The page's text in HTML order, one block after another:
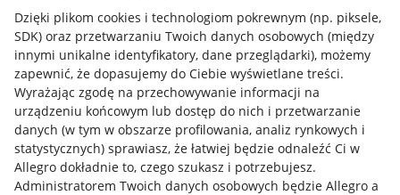
Dzięki plikom cookies i technologiom pokrewnym (np. piksele,
SDK) oraz przetwarzaniu Twoich danych osobowych (między
innymi unikalne identyfikatory, dane przeglądarki), możemy
zapewnić, że dopasujemy do Ciebie wyświetlane treści.
Wyrażając zgodę na przechowywanie informacji na
urządzeniu końcowym lub dostęp do nich i przetwarzanie
danych (w tym w obszarze profilowania, analiz rynkowych i
statystycznych) sprawiasz, że łatwiej będzie odnaleźć Ci w
Allegro dokładnie to, czego szukasz i potrzebujesz.
Administratorem Twoich danych osobowych będzie Allegro a